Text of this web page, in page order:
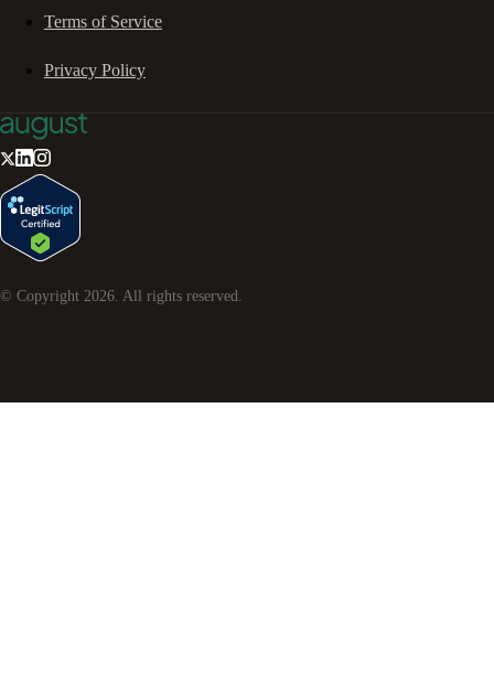
Terms of Service
Privacy Policy
© Copyright 2026. All rights reserved.